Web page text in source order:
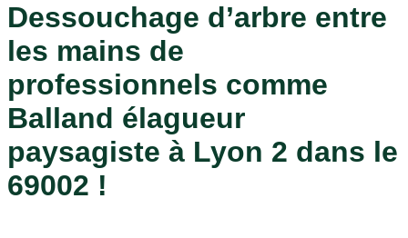
Dessouchage d’arbre entre
les mains de
professionnels comme
Balland élagueur
paysagiste à Lyon 2 dans le
69002 !